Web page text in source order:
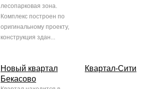
лесопарковая зона.
Комплекс построен по
оригинальному проекту,
конструкция здан...
Новый квартал
Бекасово
Квартал-Сити